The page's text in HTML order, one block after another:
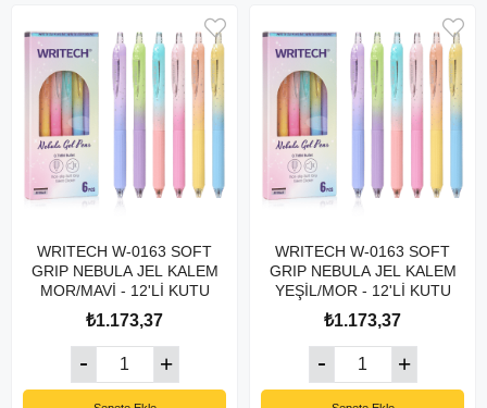
WRITECH W-0163 SOFT
GRIP NEBULA JEL KALEM
MOR/MAVİ - 12'Lİ KUTU
₺1.173,37
WRITECH W-0163 SOFT
GRIP NEBULA JEL KALEM
YEŞİL/MOR - 12'Lİ KUTU
₺1.173,37